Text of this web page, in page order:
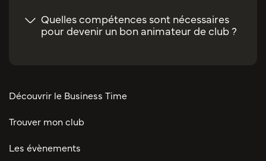
Quelles compétences sont nécessaires
pour devenir un bon animateur de club ?
Découvrir le Business Time
Trouver mon club
Les évènements